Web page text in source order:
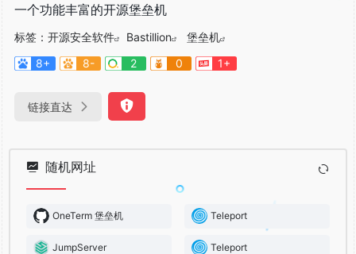
一个功能丰富的开源堡垒机
标签： 开源安全软件 Bastillion
堡垒机
8+
8- 2 0 1+
链接直达
随机网址
OneTerm 堡垒机 Teleport
JumpServer Teleport